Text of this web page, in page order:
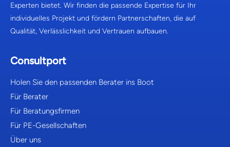
Experten bietet. Wir finden die passende Expertise für Ihr
individuelles Projekt und fördern Partnerschaften, die auf
Qualität, Verlässlichkeit und Vertrauen aufbauen.
Consultport
Holen Sie den passenden Berater ins Boot
Für Berater
Für Beratungsfirmen
Für PE-Gesellschaften
Über uns